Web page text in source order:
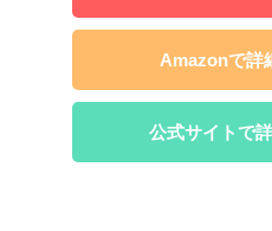
Amazonで詳
公式サイトで